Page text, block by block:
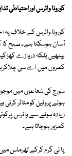
کورونا وائرس اوراحتیاطی
کورونا وائرس کے خلاف یہ
آسان ہوسکتا ہے۔ صبح کا
بیٹھیں بلکہ دروازے
کمروں میں اے سی
سورج کی شعاعوں میں
ہوئے پروٹین کو متاثر
زیادہ ہونے سے وائرس
کمزور ہوجاتا ہے۔
پا نی گرم کرکے تھرماس